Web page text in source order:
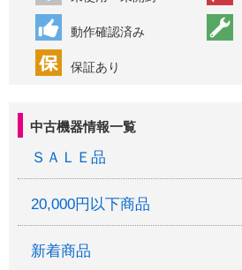
中古機器情報一覧
ＳＡＬＥ品
20,000円以下商品
新着商品
動作確認済み
保証あり